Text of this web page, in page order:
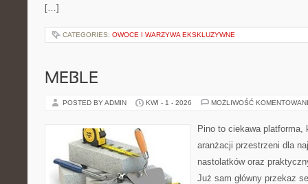
[…]
CATEGORIES: OWOCE I WARZYWA EKSKLUZYWNE
MEBLE
POSTED BY ADMIN KWI - 1 - 2026 MOŻLIWOŚĆ
Pino to ciekawa platforma,
aranżacji przestrzeni dla
nastolatków oraz
Już sam główny przekaz